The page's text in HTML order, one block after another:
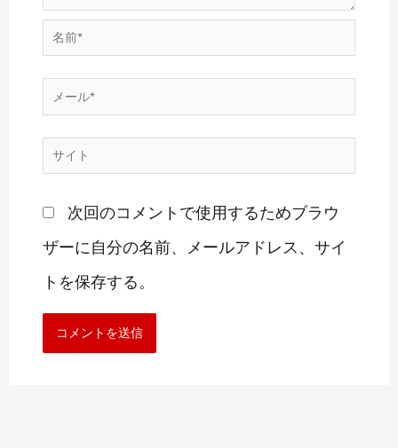
名
メ
ル
サ
ト
次回のコメントで使用するためブラウ
ザーに自分の名前、メールアドレス、サイ
トを保存する。